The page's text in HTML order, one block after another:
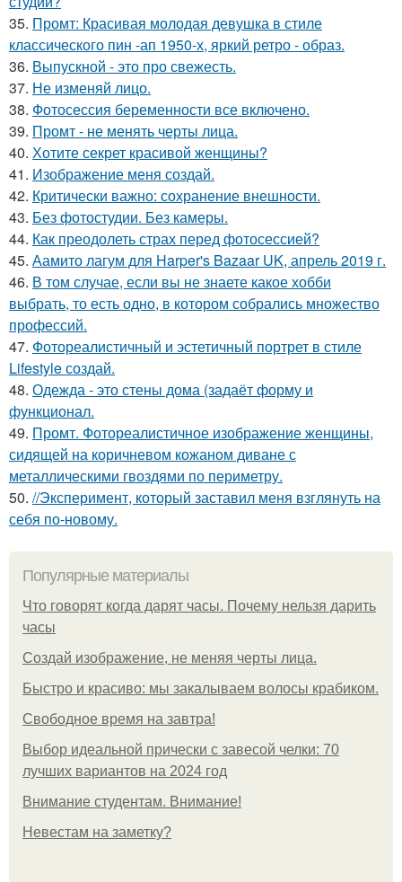
35. Промт: Красивая молодая девушка в стиле
классического пин -ап 1950-х, яркий ретро - образ.
36. Выпускной - это про свежесть.
37. Не изменяй лицо.
38. Фотосессия беременности все включено.
39. Промт - не менять черты лица.
40. Хотите секрет красивой женщины?
41. Изображение меня создай.
42. Критически важно: сохранение внешности.
43. Без фотостудии. Без камеры.
44. Как преодолеть страх перед фотосессией?
45. Аамито лагум для Harper's Bazaar UK, апрель 2019 г.
46. В том случае, если вы не знаете какое хобби
выбрать, то есть одно, в котором собрались множество
профессий.
47. Фотореалистичный и эстетичный портрет в стиле
Lifestyle создай.
48. Одежда - это стены дома (задаёт форму и
функционал.
49. Промт. Фотореалистичное изображение женщины,
сидящей на коричневом кожаном диване с
металлическими гвоздями по периметру.
50. //Эксперимент, который заставил меня взглянуть на
себя по-новому.
Популярные материалы
Что говорят когда дарят часы. Почему нельзя дарить
часы
Создай изображение, не меняя черты лица.
Быстро и красиво: мы закалываем волосы крабиком.
Свободное время на завтра!
Выбор идеальной прически с завесой челки: 70
лучших вариантов на 2024 год
Внимание студентам. Внимание!
Невестам на заметку?